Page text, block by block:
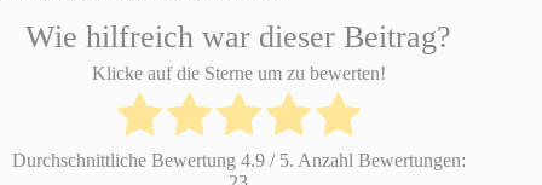
Wie hilfreich war dieser Beitrag?
Klicke auf die Sterne um zu bewerten!
Durchschnittliche Bewertung 4.9/ 5. Anzahl Bewertungen: